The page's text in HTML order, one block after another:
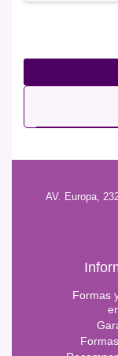
AV. Europa,
Formas